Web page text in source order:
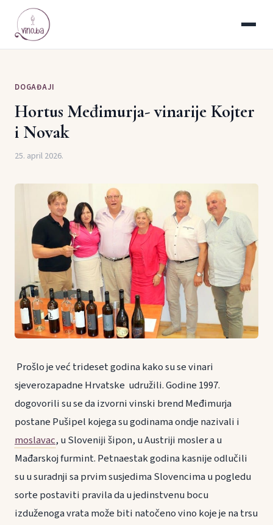
DOGAĐAJI
Hortus Međimurja- vinarije Kojter
i Novak
25. april 2026.
Prošlo je već trideset godina kako su se vinari
sjeverozapadne Hrvatske udružili. Godine 1997.
dogovorili su se da izvorni vinski brend Međimurja
postane Pušipel kojega su godinama ondje nazivali i
moslavac, u Sloveniji šipon, u Austriji mosler a u
Mađarskoj furmint. Petnaestak godina kasnije odlučili
su u suradnji sa prvim susjedima Slovencima u pogledu
sorte postaviti pravila da u jedinstvenu bocu
izduženoga vrata može biti natočeno vino koje je na trsu